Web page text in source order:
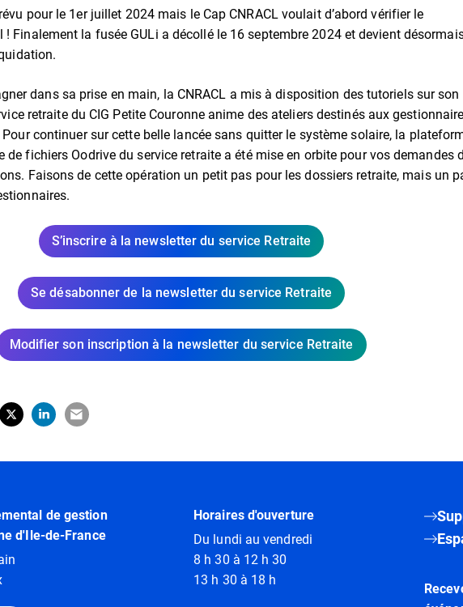
pour le 1er juillet 2024 mais le Cap CNRACL voulait d’abord vérifier le
! Finalement la fusée GULi a décollé le 16 septembre 2024 et devient
dans sa prise en main, la CNRACL a mis à disposition des tutoriels sur son
retraite du CIG Petite Couronne anime des ateliers destinés aux
Pour continuer sur cette belle lancée sans quitter le système solaire, la
de fichiers Oodrive du service retraite a été mise en orbite pour vos demandes
Faisons de cette opération un petit pas pour les dossiers retraite, mais un
S’inscrire à la newsletter du service Retraite
Se désabonner de la newsletter du service Retraite
Modifier son inscription à la newsletter du service Retraite
sur Facebook
dans un nouvel onglet)
Partager sur X (Twitter)
(ouverture dans un nouvel onglet)
Partager sur LinkedIn
(ouverture dans un nouvel onglet)
Partager par e-mail
(ouverture dans un nouvel onglet)
de gestion
d'Ile-de-France
Horaires d'ouverture
Du lundi au vendredi
8 h 30 à 12 h 30
13 h 30 à 18 h